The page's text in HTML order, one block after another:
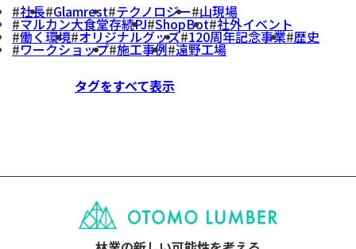
社長 Glamrest テクノロジー 山現場
マルカン大食堂存続PJ ShopBot 社外イベント
働く環境 オリジナルグッズ 120周年記念事業 歴史
ワークショップ 施工事例 遠野工場
タグをすべて表示